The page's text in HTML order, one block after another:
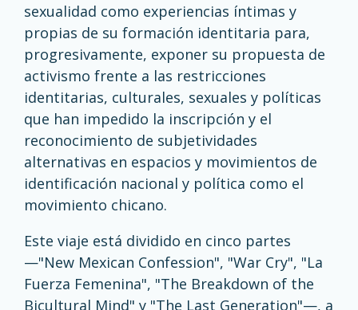
sexualidad como experiencias íntimas y
propias de su formación identitaria para,
progresivamente, exponer su propuesta de
activismo frente a las restricciones
identitarias, culturales, sexuales y políticas
que han impedido la inscripción y el
reconocimiento de subjetividades
alternativas en espacios y movimientos de
identificación nacional y política como el
movimiento chicano.
Este viaje está dividido en cinco partes
—"New Mexican Confession", "War Cry", "La
Fuerza Femenina", "The Breakdown of the
Bicultural Mind" y "The Last Generation"—, a